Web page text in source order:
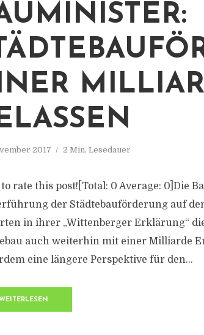
2017 2 Min. Lesedauer
rate this post![Total: 0 Average: 0]Die
der Städtebauförderung auf
in ihrer „Wittenberger Erklärung“
auch weiterhin mit einer Milliarde
eine längere Perspektive für den...
WEITERLESEN